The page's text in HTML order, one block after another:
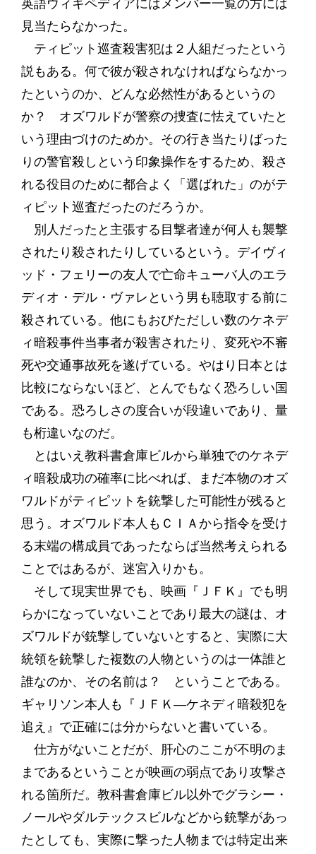
英語ウィキペディアにはメンバー一覧の方には
見当たらなかった。
ティピット巡査殺害犯は２人組だったという
説もある。何で彼が殺されなければならなかっ
たというのか、どんな必然性があるというの
か？ オズワルドが警察の捜査に怯えていたと
いう理由づけのためか。その行き当たりばった
りの警官殺しという印象操作をするため、殺さ
れる役目のために都合よく「選ばれた」のがテ
ィピット巡査だったのだろうか。
別人だったと主張する目撃者達が何人も襲撃
されたり殺されたりしているという。デイヴィ
ッド・フェリーの友人で亡命キューバ人のエラ
ディオ・デル・ヴァレという男も聴取する前に
殺されている。他にもおびただしい数のケネデ
ィ暗殺事件当事者が殺害されたり、変死や不審
死や交通事故死を遂げている。やはり日本とは
比較にならないほど、とんでもなく恐ろしい国
である。恐ろしさの度合いが段違いであり、量
も桁違いなのだ。
とはいえ教科書倉庫ビルから単独でのケネデ
ィ暗殺成功の確率に比べれば、まだ本物のオズ
ワルドがティピットを銃撃した可能性が残ると
思う。オズワルド本人もＣＩＡから指令を受け
る末端の構成員であったならば当然考えられる
ことではあるが、迷宮入りかも。
そして現実世界でも、映画『ＪＦＫ』でも明
らかになっていないことであり最大の謎は、オ
ズワルドが銃撃していないとすると、実際に大
統領を銃撃した複数の人物というのは一体誰と
誰なのか、その名前は？ ということである。
ギャリソン本人も『ＪＦＫ―ケネディ暗殺犯を
追え』で正確には分からないと書いている。
仕方がないことだが、肝心のここが不明のま
まであるということが映画の弱点であり攻撃さ
れる箇所だ。教科書倉庫ビル以外でグラシー・
ノールやダルテックスビルなどから銃撃があっ
たとしても、実際に撃った人物までは特定出来